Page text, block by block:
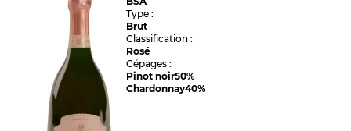
Type :
Brut
Classification :
Rosé
Cépages :
Pinot noir50%
Chardonnay40%